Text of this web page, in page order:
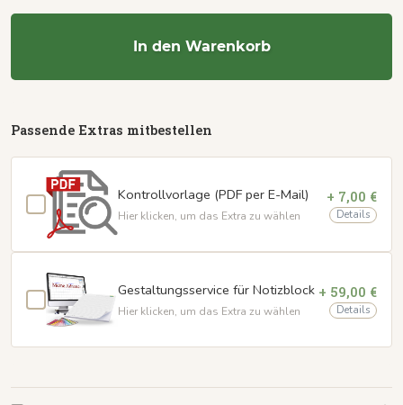
In den Warenkorb
Passende Extras mitbestellen
Kontrollvorlage (PDF per E-Mail)
Hier klicken, um das Extra zu wählen
+ 7,00 €
Details
Gestaltungsservice für Notizblock
Hier klicken, um das Extra zu wählen
+ 59,00 €
Details